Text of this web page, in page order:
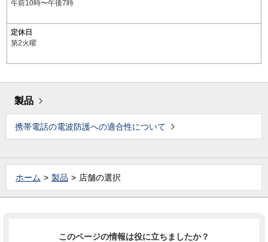
午前10時〜午後7時
定休日
第2火曜
製品
携帯電話の電波防護への適合性について
ホーム 製品 店舗の選択
このページの情報は役に立ちましたか？